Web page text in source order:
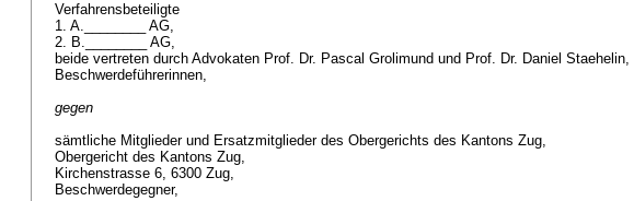
Verfahrensbeteiligte
1. A.________ AG,
2. B.________ AG,
beide vertreten durch Advokaten Prof. Dr. Pascal Grolimund und Prof. Dr. Daniel Staehelin,
Beschwerdeführerinnen,
gegen
sämtliche Mitglieder und Ersatzmitglieder des Obergerichts des Kantons Zug,
Obergericht des Kantons Zug,
Kirchenstrasse 6, 6300 Zug,
Beschwerdegegner,